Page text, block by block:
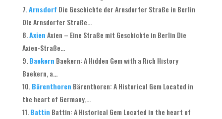
Arnsdorf Die Geschichte der Arnsdorfer Straße in Berlin
Die Arnsdorfer Straße...
AxienAxien – Eine Straße mit Geschichte in Berlin Die
Axien-Straße...
Baekern Baekern: A Hidden Gem with a Rich History
Baekern, a...
Bärenthoren Bärenthoren: A Historical Gem Located in
the heart of Germany,...
Battin Battin: A Historical Gem Located in the heart of